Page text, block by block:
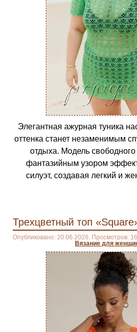
Элегантная ажурная туника
оттенка станет незаменимым
отдыха. Модель
фантазийным узором
силуэт, создавая легкий и
Трехцветный топ
Опубликовано: 20.06.2026. Просмотров:
Вязание для